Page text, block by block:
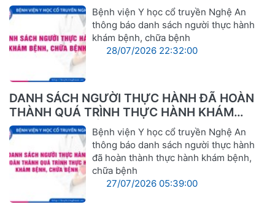
Bệnh viện Y học cổ truyền Nghệ An
thông báo danh sách người thực hành
khám bệnh, chữa bệnh
28/07/2026 22:32:00
DANH SÁCH NGƯỜI THỰC HÀNH ĐÃ HOÀN
THÀNH QUÁ TRÌNH THỰC HÀNH KHÁM
BỆNH, CHỮA BỆNHBệnh viện Y học cổ truyền Nghệ An
thông báo danh sách người thực hành
đã hoàn thành thực hành khám bệnh,
chữa bệnh
27/07/2026 05:39:00